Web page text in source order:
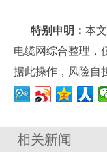
特别申明： 本
电缆网综合整理，
据此操作，风险自
相关新闻